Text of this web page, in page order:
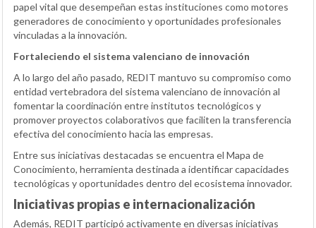
papel vital que desempeñan estas instituciones como motores
generadores de conocimiento y oportunidades profesionales
vinculadas a la innovación.
Fortaleciendo el sistema valenciano de innovación
A lo largo del año pasado, REDIT mantuvo su compromiso como
entidad vertebradora del sistema valenciano de innovación al
fomentar la coordinación entre institutos tecnológicos y
promover proyectos colaborativos que faciliten la transferencia
efectiva del conocimiento hacia las empresas.
Entre sus iniciativas destacadas se encuentra el Mapa de
Conocimiento, herramienta destinada a identificar capacidades
tecnológicas y oportunidades dentro del ecosistema innovador.
Iniciativas propias e internacionalización
Además, REDIT participó activamente en diversas iniciativas